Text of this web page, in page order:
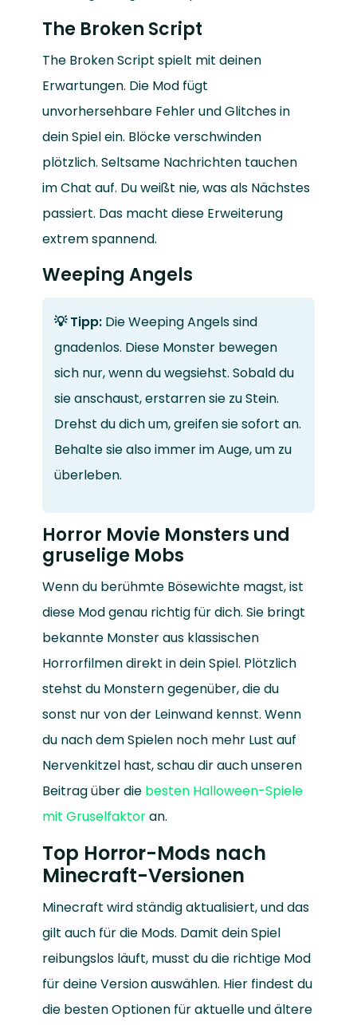
The Broken Script
The Broken Script spielt mit deinen
Erwartungen. Die Mod fügt
unvorhersehbare Fehler und Glitches in
dein Spiel ein. Blöcke verschwinden
plötzlich. Seltsame Nachrichten tauchen
im Chat auf. Du weißt nie, was als Nächstes
passiert. Das macht diese Erweiterung
extrem spannend.
Weeping Angels
💡 Tipp:Die Weeping Angels sind
gnadenlos. Diese Monster bewegen
sich nur, wenn du wegsiehst. Sobald du
sie anschaust, erstarren sie zu Stein.
Drehst du dich um, greifen sie sofort an.
Behalte sie also immer im Auge, um zu
überleben.
Horror Movie Monsters und
gruselige Mobs
Wenn du berühmte Bösewichte magst, ist
diese Mod genau richtig für dich. Sie bringt
bekannte Monster aus klassischen
Horrorfilmen direkt in dein Spiel. Plötzlich
stehst du Monstern gegenüber, die du
sonst nur von der Leinwand kennst. Wenn
du nach dem Spielen noch mehr Lust auf
Nervenkitzel hast, schau dir auch unseren
Beitrag über die besten Halloween-Spiele
mit Gruselfaktoran.
Top Horror-Mods nach
Minecraft-Versionen
Minecraft wird ständig aktualisiert, und das
gilt auch für die Mods. Damit dein Spiel
reibungslos läuft, musst du die richtige Mod
für deine Version auswählen. Hier findest du
die besten Optionen für aktuelle und ältere